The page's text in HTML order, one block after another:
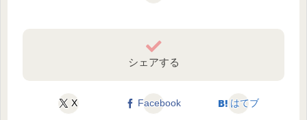
シェアする
X Facebook はてブ